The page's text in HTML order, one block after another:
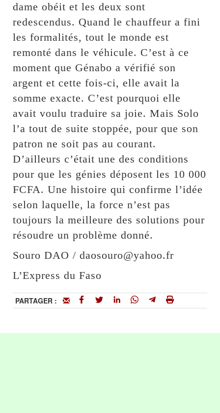
dame obéit et les deux sont
redescendus. Quand le chauffeur a fini
les formalités, tout le monde est
remonté dans le véhicule. C’est à ce
moment que Génabo a vérifié son
argent et cette fois-ci, elle avait la
somme exacte. C’est pourquoi elle
avait voulu traduire sa joie. Mais Solo
l’a tout de suite stoppée, pour que son
patron ne soit pas au courant.
D’ailleurs c’était une des conditions
pour que les génies déposent les 10 000
FCFA. Une histoire qui confirme l’idée
selon laquelle, la force n’est pas
toujours la meilleure des solutions pour
résoudre un problème donné.
Souro DAO / daosouro@yahoo.fr
L’Express du Faso
PARTAGER :